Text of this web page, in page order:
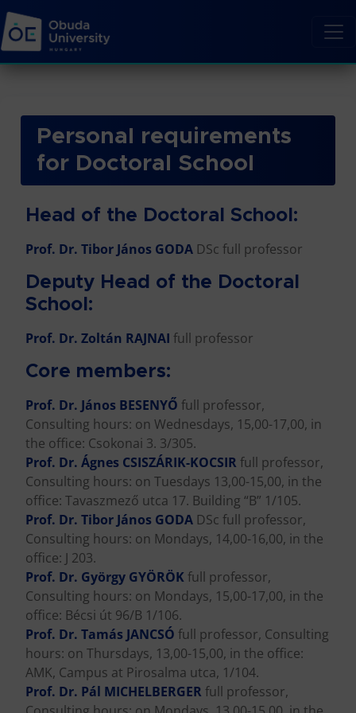
Personal requirements
for Doctoral School
Head of the Doctoral School:
Prof. Dr. Tibor János GODA DSc full professor
Deputy Head of the Doctoral
School:
Prof. Dr. Zoltán RAJNAI full professor
Core members:
Prof. Dr. János BESENYŐ full professor,
Consulting hours: on Wednesdays, 15,00-17,00, in
the office: Csokonai 3. 3/305.
Prof. Dr. Ágnes CSISZÁRIK-KOCSIR full professor,
Consulting hours: on Tuesdays 13,00-15,00, in the
office: Tavaszmező utca 17. Building “B” 1/105.
Prof. Dr. Tibor János GODA DSc full professor,
Consulting hours: on Mondays, 14,00-16,00, in the
office: J 203.
Prof. Dr. György GYÖRÖKfull professor,
Consulting hours: on Mondays, 15,00-17,00, in the
office: Bécsi út 96/B 1/106.
Prof. Dr. Tamás JANCSÓ full professor, Consulting
hours: on Thursdays, 13,00-15,00, in the office:
AMK, Campus at Pirosalma utca, 1/104.
Prof. Dr. Pál MICHELBERGER full professor,